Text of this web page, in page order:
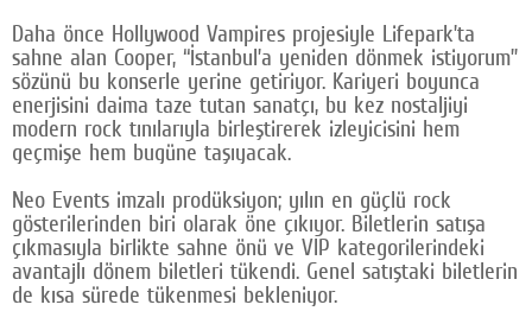
Daha önce Hollywood Vampires projesiyle Lifepark’ta
sahne alan Cooper, “İstanbul’a yeniden dönmek istiyorum”
sözünü bu konserle yerine getiriyor. Kariyeri boyunca
enerjisini daima taze tutan sanatçı, bu kez nostaljiyi
modern rock tınılarıyla birleştirerek izleyicisini hem
geçmişe hem bugüne taşıyacak.
Neo Events imzalı prodüksiyon; yılın en güçlü rock
gösterilerinden biri olarak öne çıkıyor. Biletlerin satışa
çıkmasıyla birlikte sahne önü ve VIP kategorilerindeki
avantajlı dönem biletleri tükendi. Genel satıştaki biletlerin
de kısa sürede tükenmesi bekleniyor.